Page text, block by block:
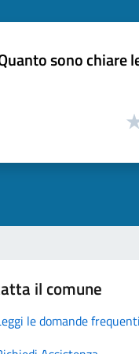
sono chiare
il comune
le domande frequenti